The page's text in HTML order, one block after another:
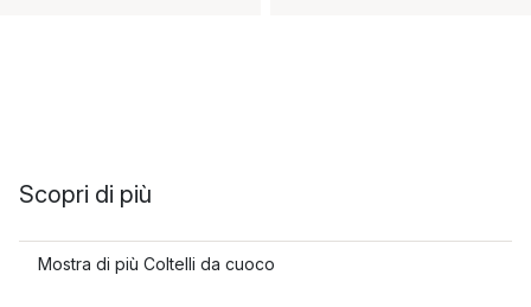
Scopri di più
Mostra di più Coltelli da cuoco